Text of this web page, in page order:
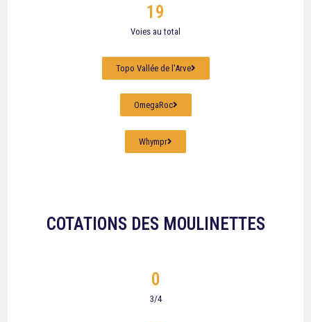
Voies au total
19
Topo Vallée de l'Arve
OmegaRoc
Whympr
COTATIONS DES MOULINETTES
3/4
0